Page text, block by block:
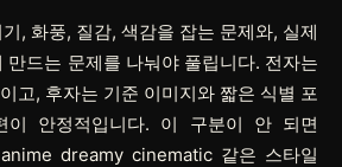
, 화풍, 질감, 색감을 잡는 문제와, 실제
만드는 문제를 나눠야 풀립니다. 전자는
고, 후자는 기준 이미지와 짧은 식별 포
이 안정적입니다. 이 구분이 안 되면
dreamy cinematic 같은 스타일